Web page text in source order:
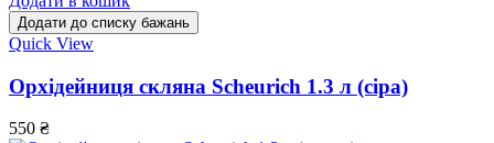
Додати до списку бажань
Quick View
Орхідейниця скляна Scheurich 1.3 л (сіра)
550 ₴